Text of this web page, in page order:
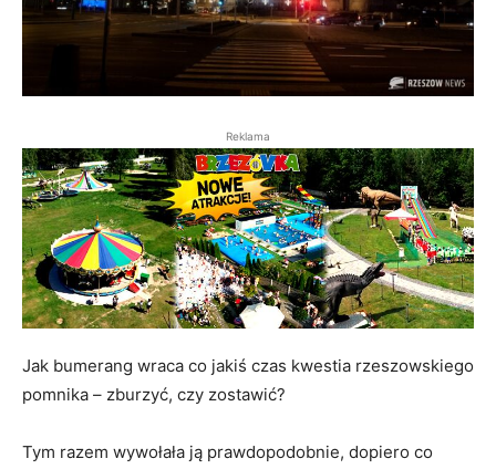
Reklama
Jak bumerang wraca co jakiś czas kwestia rzeszowskiego
pomnika – zburzyć, czy zostawić?
Tym razem wywołała ją prawdopodobnie, dopiero co